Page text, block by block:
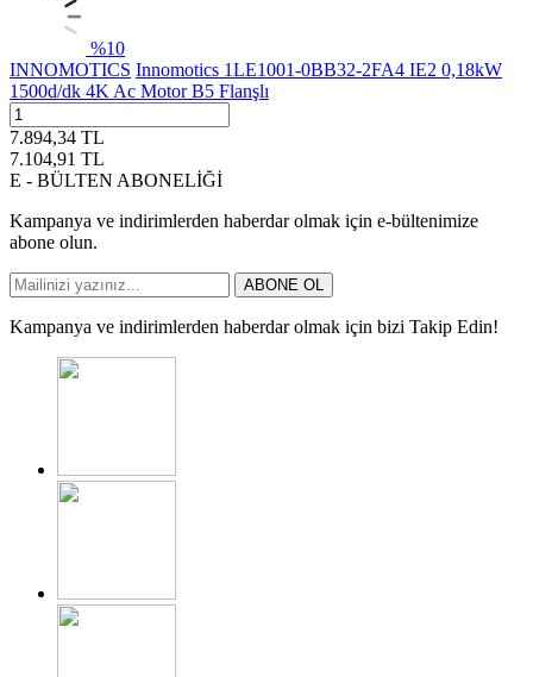
%10
INNOMOTICS Innomotics 1LE1001-0BB32-2FA4 IE2 0,18kW
1500d/dk 4K Ac Motor B5 Flanşlı
7.894,34 TL
7.104,91 TL
E - BÜLTEN ABONELİĞİ
Kampanya ve indirimlerden haberdar olmak için e-bültenimize
abone olun.
ABONE OL
Kampanya ve indirimlerden haberdar olmak için bizi Takip Edin!